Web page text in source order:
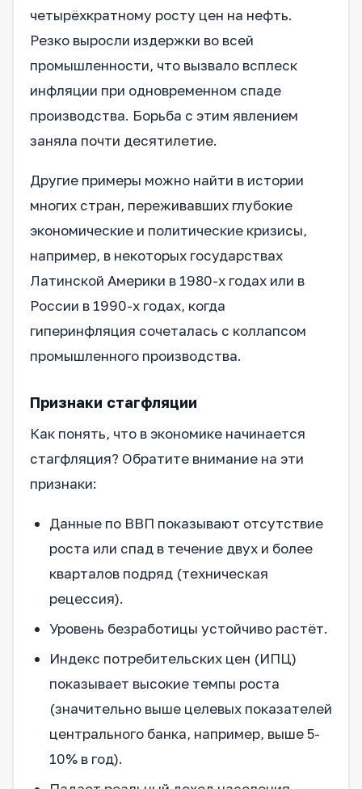
четырёхкратному росту цен на нефть.
Резко выросли издержки во всей
промышленности, что вызвало всплеск
инфляции при одновременном спаде
производства. Борьба с этим явлением
заняла почти десятилетие.
Другие примеры можно найти в истории
многих стран, переживавших глубокие
экономические и политические кризисы,
например, в некоторых государствах
Латинской Америки в 1980-х годах или в
России в 1990-х годах, когда
гиперинфляция сочеталась с коллапсом
промышленного производства.
Признаки стагфляции
Как понять, что в экономике начинается
стагфляция? Обратите внимание на эти
признаки:
Данные по ВВП показывают отсутствие
роста или спад в течение двух и более
кварталов подряд (техническая
рецессия).
Уровень безработицы устойчиво растёт.
Индекс потребительских цен (ИПЦ)
показывает высокие темпы роста
(значительно выше целевых показателей
центрального банка, например, выше 5-
10% в год).